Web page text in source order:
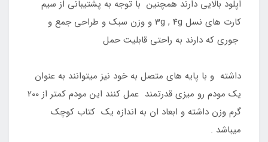
اپلود بالایی دارند همچنین با توجه به پشتیبانی از سیم
کارت های نسل 3g , 4g و وزن سبک و طراحی جمع و
جوری که دارند به راحتی قابلیت حمل
داشته و با پایه های متصل به خود نیز میتوانند به عنوان
یک مودم رو میزی قدرتمند عمل کنند این مودم کمتر از 200
گرم وزن داشته و ابعاد ان به اندازه یک کتاب کوچک
میباشد .